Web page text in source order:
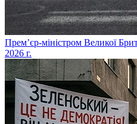
​Прем’єр-міністром Великої
2026 г.